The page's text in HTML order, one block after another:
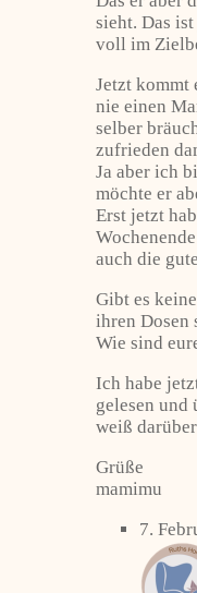
sieht. Das
voll im
Jetzt kommt
nie einen
selber
zufrieden
Ja aber ich
möchte er
Erst jetzt
auch die
Gibt es
ihren Dosen
Wie sind
Ich habe
gelesen und
weiß
Grüße
mamimu
7.